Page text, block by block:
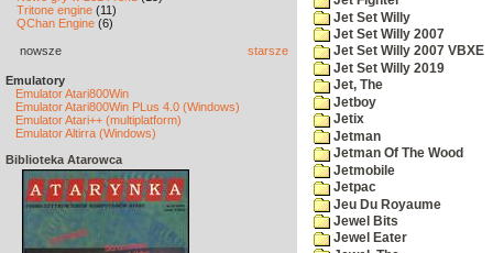
Tritone engine (11)
QChan Engine (6)
nowsze starsze
Emulatory
Emulator Atari800Win
Emulator Atari800Win PLus 4.0 (Windows)
Emulator Atari++ (multiplatform)
Emulator Altirra (Windows)
Biblioteka Atarowca
Jet Set Willy
Jet Set Willy 2007
Jet Set Willy 2007 VBXE
Jet Set Willy 2019
Jet, The
Jetboy
Jetix
Jetman
Jetman Of The Wood
Jetmobile
Jetpac
Jeu Du Royaume
Jewel Bits
Jewel Eater